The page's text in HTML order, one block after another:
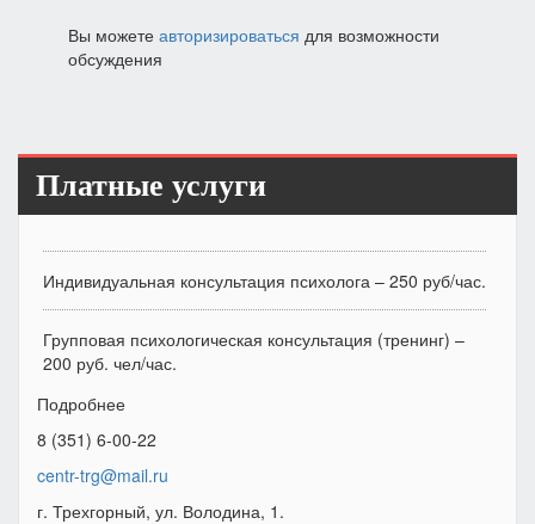
Вы можете авторизироваться для возможности
обсуждения
Платные услуги
Индивидуальная консультация психолога – 250 руб/час.
Групповая психологическая консультация (тренинг) –
200 руб. чел/час.
Подробнее
8 (351) 6-00-22
centr-trg@mail.ru
г. Трехгорный, ул. Володина, 1.